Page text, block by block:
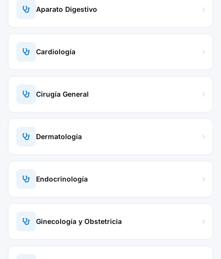
Aparato Digestivo
Cardiología
Cirugía General
Dermatología
Endocrinología
Ginecología y Obstetricia